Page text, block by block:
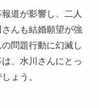
道が影響し、二人
んも結婚願望が強
問題行動に幻滅し
、水川さんにとっ
ょう。